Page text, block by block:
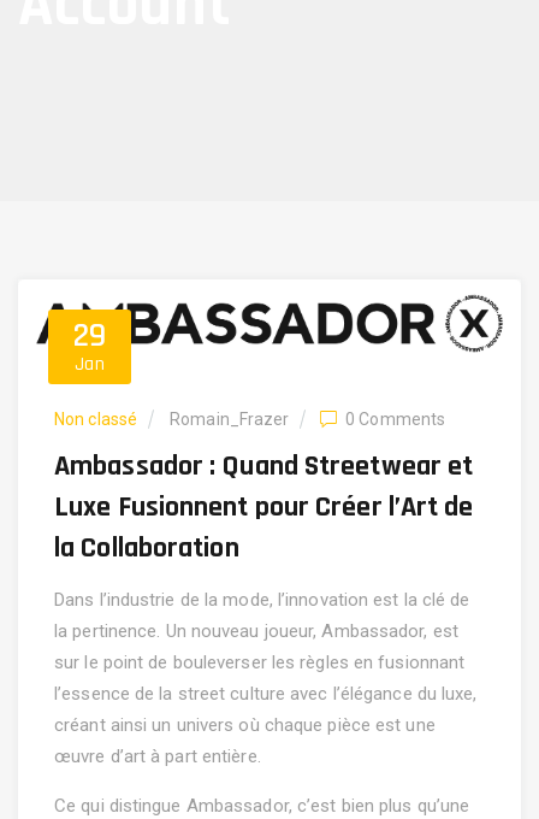
29
Jan
Non classé Romain_Frazer 0 Comments
Ambassador : Quand Streetwear et
Luxe Fusionnent pour Créer l’Art de
la Collaboration
Dans l’industrie de la mode, l’innovation est la clé de
la pertinence. Un nouveau joueur, Ambassador, est
sur le point de bouleverser les règles en fusionnant
l’essence de la street culture avec l’élégance du luxe,
créant ainsi un univers où chaque pièce est une
œuvre d’art à part entière.
Ce qui distingue Ambassador, c’est bien plus qu’une